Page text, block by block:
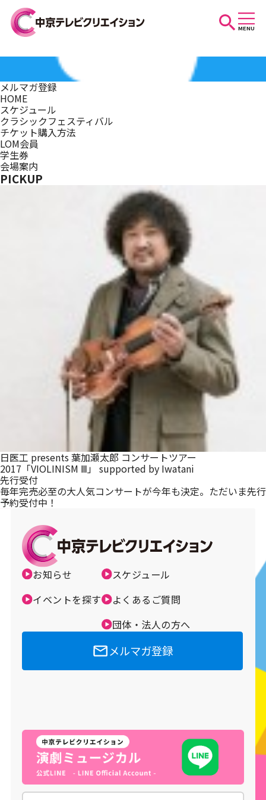
MENU
お知らせ
スケジュール
イベントを探す
団体・法人の方へ
メルマガ登録
メルマガ登録
HOME
スケジュール
クラシックフェスティバル
チケット購入方法
LOM会員
学生券
会場案内
PICKUP
日医工 presents 葉加瀬太郎 コンサートツアー
2017「VIOLINISM Ⅲ」 supported by Iwatani
先行受付
毎年完売必至の大人気コンサートが今年も決定。ただいま先行
予約受付中！
お知らせ
イベントを探す
スケジュール
よくあるご質問
団体・法人の方へ
メルマガ登録